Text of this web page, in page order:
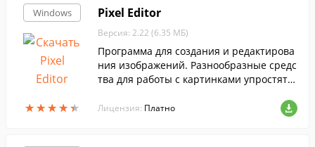
Windows
★★★★★
★★★★★
Pixel Editor
Версия: 2.22 (6.35 МБ)
Программа для создания и редактирова
ния изображений. Разнообразные средс
тва для работы с картинками упростят в
го продукта.
Лицензия: Платно